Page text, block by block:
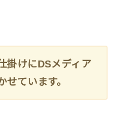
掛けにDSメディア
せています。